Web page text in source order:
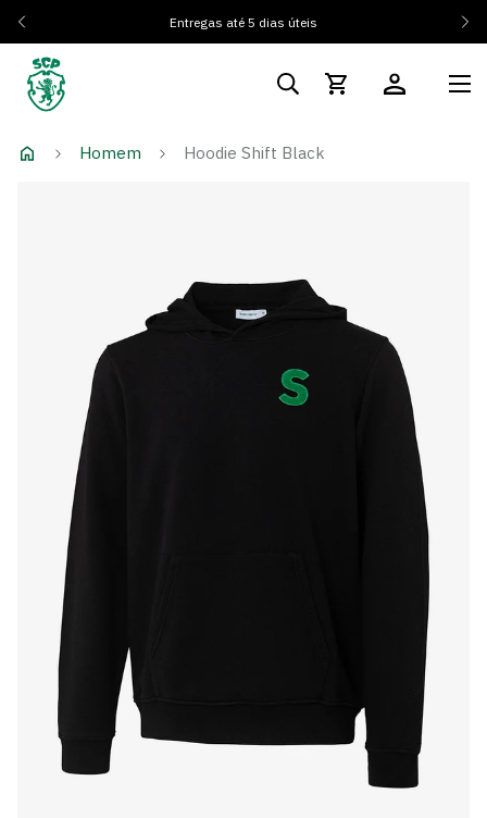
Entregas até 5 dias úteis
Homem Hoodie Shift Black